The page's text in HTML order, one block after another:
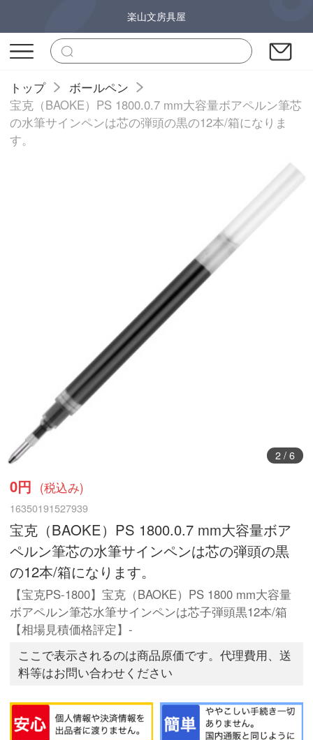
楽山文房具屋
トップ
ボールペン
宝克（BAOKE）PS 1800.0.7 mm大容量ボアペルン筆芯
の水筆サインペンは芯の弾頭の黒の12本/箱になりま
す。
3/ 6
0円 (税込み)
16350191527939
宝克（BAOKE）PS 1800.0.7 mm大容量ボア
ペルン筆芯の水筆サインペンは芯の弾頭の黒
の12本/箱になります。
【宝克PS-1800】宝克（BAOKE）PS 1800 mm大容量
ボアペルン筆芯水筆サインペンは芯子弾頭黒12本/箱
【相場見積価格評定】-
ここで表示されるのは商品原価です。代理費用、送
料等はお問い合わせください